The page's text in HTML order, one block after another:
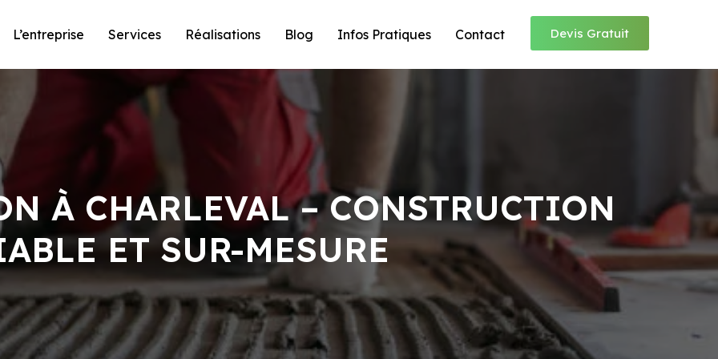
L’entreprise Services Réalisations Blog Infos Pratiques Contact Devis Gratuit
À CHARLEVAL – CONSTRUCTION
ET SUR-MESURE